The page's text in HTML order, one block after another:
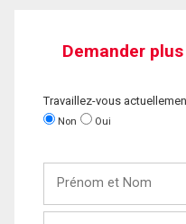
Demander
Travaillez-vous
Non Oui
Nom